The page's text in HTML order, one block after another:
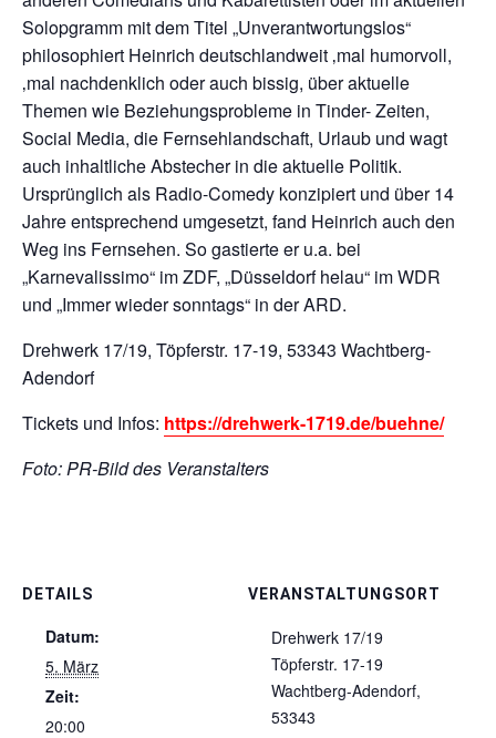
Solopgramm mit dem Titel „Unverantwortungslos“
philosophiert Heinrich deutschlandweit ‚mal humorvoll,
‚mal nachdenklich oder auch bissig, über aktuelle
Themen wie Beziehungsprobleme in Tinder- Zeiten,
Social Media, die Fernsehlandschaft, Urlaub und wagt
auch inhaltliche Abstecher in die aktuelle Politik.
Ursprünglich als Radio-Comedy konzipiert und über 14
Jahre entsprechend umgesetzt, fand Heinrich auch den
Weg ins Fernsehen. So gastierte er u.a. bei
„Karnevalissimo“ im ZDF, „Düsseldorf helau“ im WDR
und „Immer wieder sonntags“ in der ARD.
Drehwerk 17/19, Töpferstr. 17-19, 53343 Wachtberg-
Adendorf
Tickets und Infos: https://drehwerk-1719.de/buehne/
Foto: PR-Bild des Veranstalters
DETAILS
Datum:
5. März
Zeit:
20:00
VERANSTALTUNGSORT
Drehwerk 17/19
Töpferstr. 17-19
Wachtberg-Adendorf,
53343